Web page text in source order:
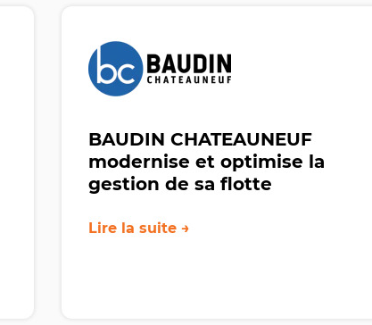
BAUDIN CHATEAUNEUF
modernise et optimise la
gestion de sa flotte
Lire la suite →